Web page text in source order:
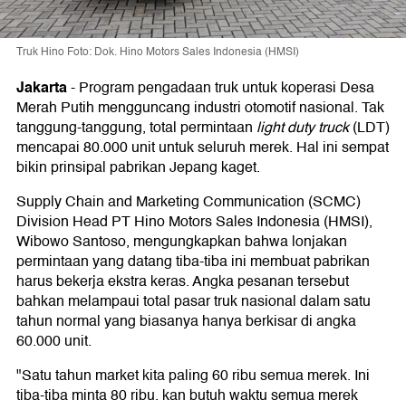
Truk Hino Foto: Dok. Hino Motors Sales Indonesia (HMSI)
Jakarta-Program pengadaan truk untuk koperasi Desa
Merah Putih mengguncang industri otomotif nasional. Tak
tanggung-tanggung, total permintaan light duty truck(LDT)
mencapai 80.000 unit untuk seluruh merek. Hal ini sempat
bikin prinsipal pabrikan Jepang kaget.
Supply Chain and Marketing Communication (SCMC)
Division Head PT Hino Motors Sales Indonesia (HMSI),
Wibowo Santoso, mengungkapkan bahwa lonjakan
permintaan yang datang tiba-tiba ini membuat pabrikan
harus bekerja ekstra keras. Angka pesanan tersebut
bahkan melampaui total pasar truk nasional dalam satu
tahun normal yang biasanya hanya berkisar di angka
60.000 unit.
"Satu tahun market kita paling 60 ribu semua merek. Ini